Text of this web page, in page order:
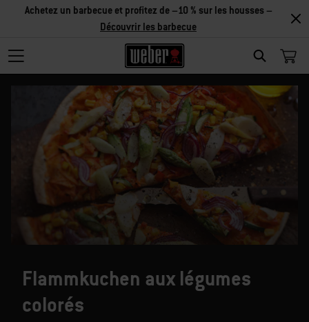
SEARCH
Achetez un barbecue et profitez de –10 % sur les housses –
Découvrir les barbecue
Flammkuchen aux légumes
colorés